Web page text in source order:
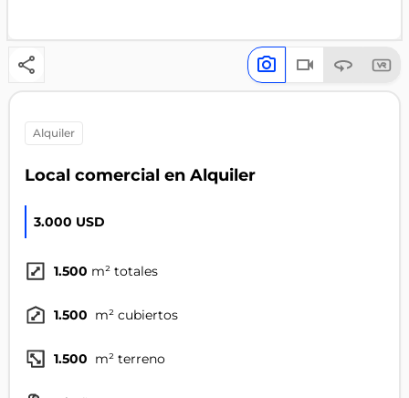
alquiler
Local comercial en Alquiler
3.000 USD
1.500 m² totales
1.500 m² cubiertos
1.500 m² terreno